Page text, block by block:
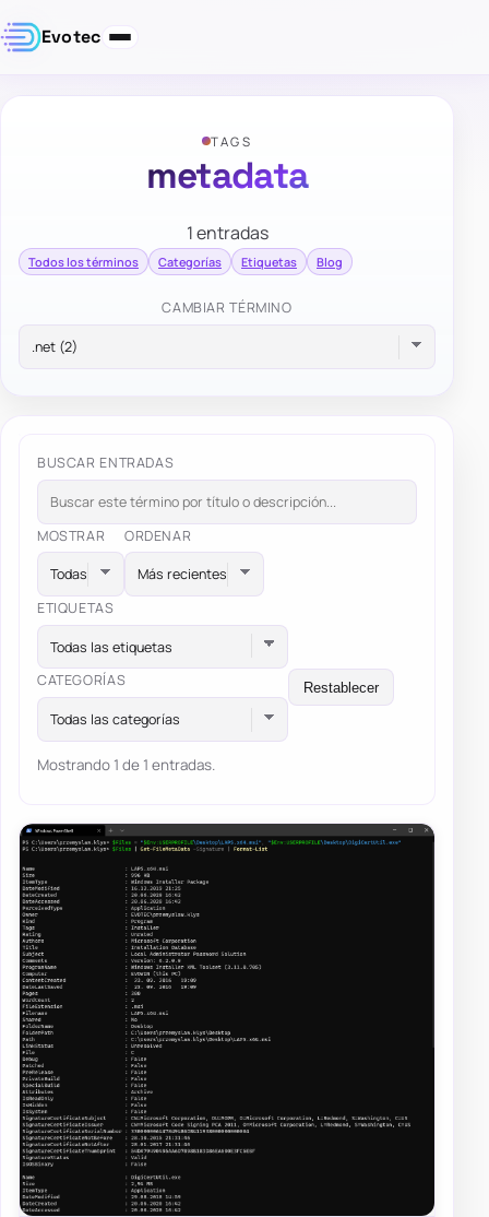
Evotec
TAGS
metadata
1 entradas
Todos los términos Categorías Etiquetas Blog
CAMBIAR TÉRMINO
BUSCAR ENTRADAS
MOSTRAR ORDENAR
ETIQUETAS
Todas las etiquetas
CATEGORÍAS
Todas las categorías
Restablecer
Mostrando 1 de 1 entradas.